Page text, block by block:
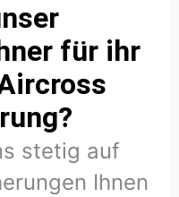
für ihr
stetig auf
Ihnen